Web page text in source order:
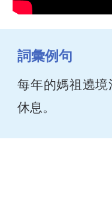
詞彙例句
每年的媽祖遶
休息。